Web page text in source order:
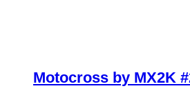
Motocross by MX2K